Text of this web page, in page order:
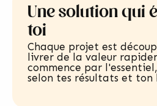
Une solution qui
toi
Chaque projet est
livrer de la valeur
commence par
selon tes résultats et ton